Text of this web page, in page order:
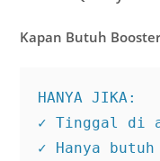
Kapan Butuh Booster
HANYA JIKA:
✓ Tinggal di
✓ Hanya butuh